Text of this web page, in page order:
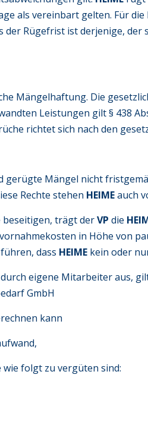
als vereinbart gelten. Für
Rügefrist ist derjenige,
Mängelhaftung. Die
Leistungen gilt § 438
richtet sich nach den
gerügte Mängel nicht
Rechte stehen HEIMEauch
trägt derVP die
in Höhe von
dass HEIME kein oder
eigene Mitarbeiter aus,
GmbH
kann
folgt zu vergüten sind: